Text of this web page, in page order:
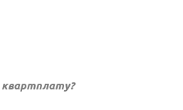
квартплату?